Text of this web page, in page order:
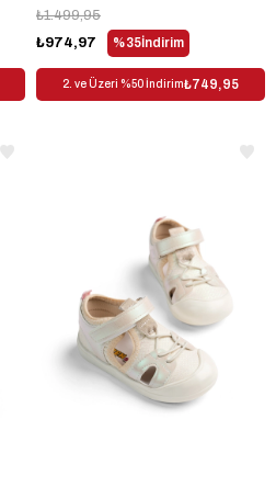
%35İndirim
₺974,97
₺1.499,95
2. ve Üzeri %50 İndirim₺749,95